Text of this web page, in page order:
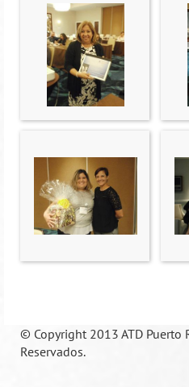
© Copyright 2013 ATD Puerto
Reservados.